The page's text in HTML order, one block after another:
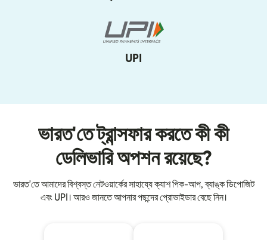
UPI
ভারত'তে ট্রান্সফার করতে কী কী
ডেলিভারি অপশন রয়েছে?
ভারত'তে আমাদের বিশ্বস্ত নেটওয়ার্কের সাহায্যে ক্যাশ পিক-আপ, ব্যাঙ্ক ডিপোজিট
এবং UPI। আরও জানতে আপনার পছন্দের প্রোভাইডার বেছে নিন।